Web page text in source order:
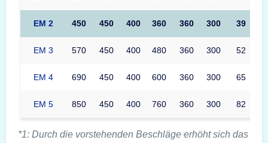
EM 2 450 450 400 360 360 300 39
EM 3 570 450 400 480 360 300 52
EM 4 690 450 400 600 360 300 65
EM 5 850 450 400 760 360 300 82
*1: Durch die vorstehenden Beschläge erhöht sich das